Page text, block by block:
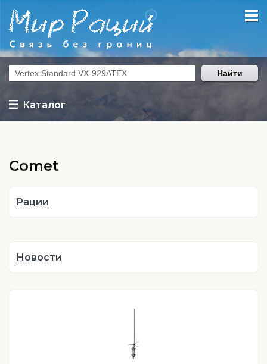
Каталог
Найти
Comet
Рации
Новости